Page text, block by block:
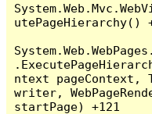
utePageHierarchy()
ntext pageContext,
writer,
startPage) +121